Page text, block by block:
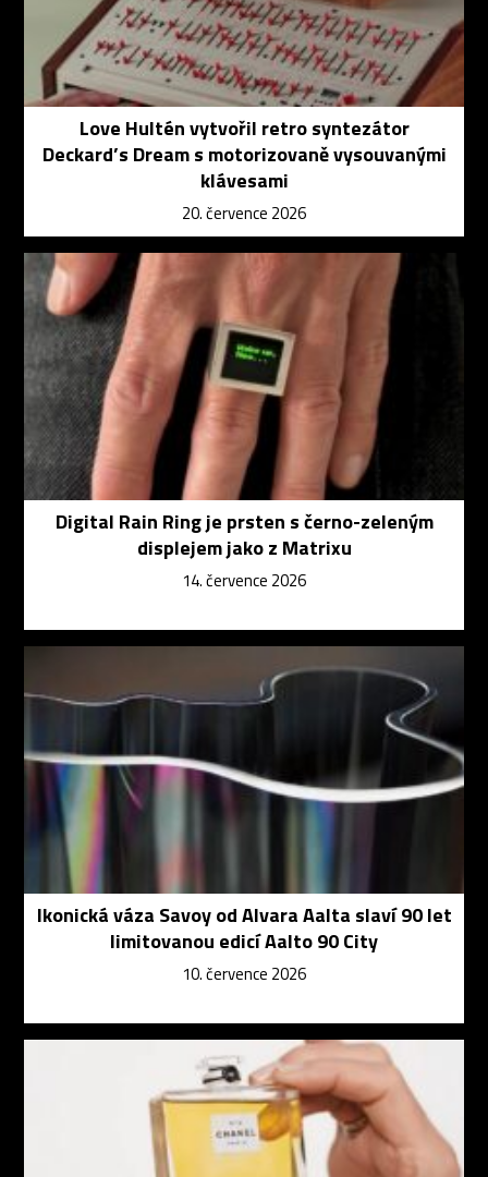
Love Hultén vytvořil retro syntezátor
Deckard’s Dream s motorizovaně vysouvanými
klávesami
20. července 2026
Digital Rain Ring je prsten s černo-zeleným
displejem jako z Matrixu
14. července 2026
Ikonická váza Savoy od Alvara Aalta slaví 90 let
limitovanou edicí Aalto 90 City
10. července 2026